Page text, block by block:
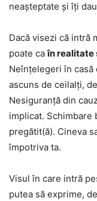
neașteptate și îți
Dacă visezi că intră
poate caîn realitate
Neînțelegeri în
ascuns de ceilalți,
Nesiguranță din
implicat. Schimbare
pregătit(ă). Cineva
împotriva ta.
Visul în care intră
putea să exprime,